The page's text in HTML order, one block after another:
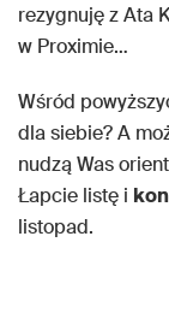
rezygnuję z Ata
w Proximie…
Wśród
dla siebie? A
nudzą Was
Łapcie listę i
listopad.